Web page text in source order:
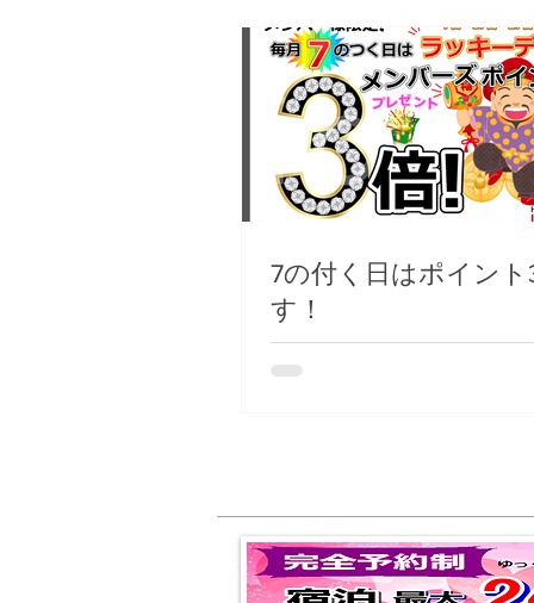
7の付く日はポイント
す！